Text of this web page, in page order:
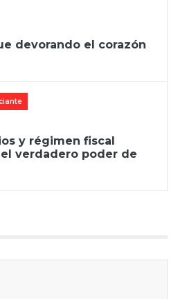
devorando el corazón
y régimen fiscal
verdadero poder de